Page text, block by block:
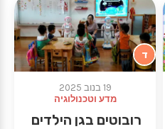
ד
19 בנוב 2025
מדע וטכנולוגיה
רובוטים בגן הילדים